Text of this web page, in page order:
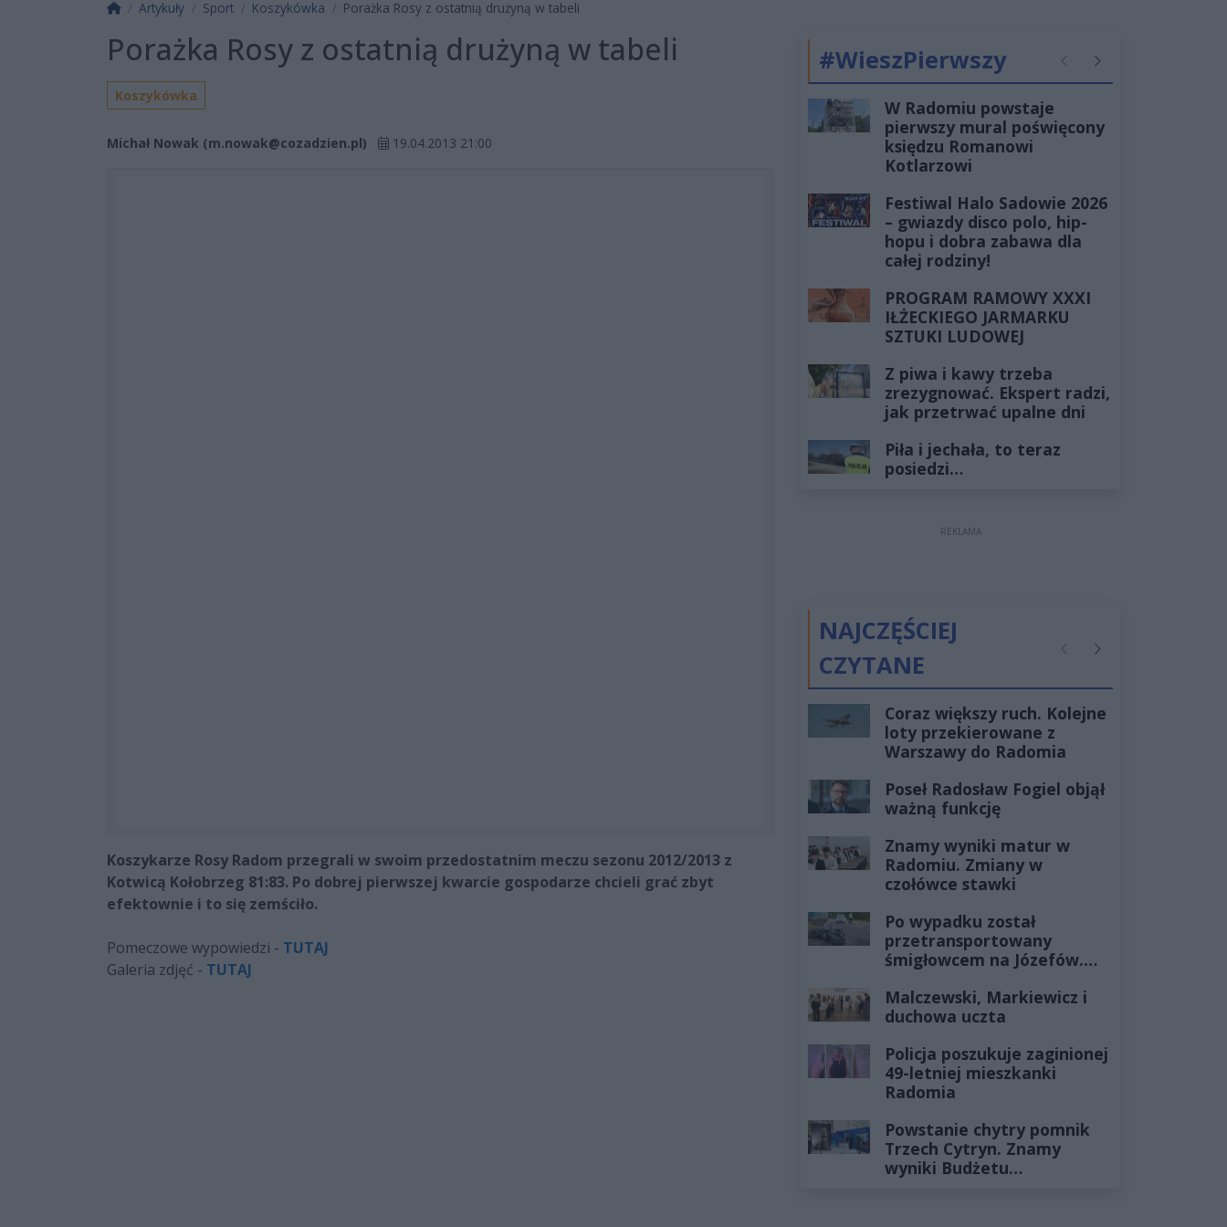
Strona główna
Artykuły Sport Koszykówka Porażka Rosy z ostatnią drużyną w tabeli
Porażka Rosy z ostatnią drużyną w tabeli
Koszykówka
Michał Nowak (m.nowak@cozadzien.pl) 19.04.2013 21:00
Koszykarze Rosy Radom przegrali w swoim przedostatnim meczu sezonu 2012/2013 z
Kotwicą Kołobrzeg 81:83. Po dobrej pierwszej kwarcie gospodarze chcieli grać zbyt
efektownie i to się zemściło.
Pomeczowe wypowiedzi - TUTAJ
Galeria zdjęć - TUTAJ
#WieszPierwszy PoprzednieNastępne
W Radomiu powstaje
pierwszy mural poświęcony
księdzu Romanowi
Kotlarzowi
Festiwal Halo Sadowie 2026
– gwiazdy disco polo, hip-
hopu i dobra zabawa dla
całej rodziny!
PROGRAM RAMOWY XXXI
IŁŻECKIEGO JARMARKU
SZTUKI LUDOWEJ
Z piwa i kawy trzeba
zrezygnować. Ekspert radzi,
jak przetrwać upalne dni
Piła i jechała, to teraz
posiedzi…
REKLAMA
NAJCZĘŚCIEJ
CZYTANE
PoprzednieNastępne
Coraz większy ruch. Kolejne
loty przekierowane z
Warszawy do Radomia
Poseł Radosław Fogiel objął
ważną funkcję
Znamy wyniki matur w
Radomiu. Zmiany w
czołówce stawki
Po wypadku został
przetransportowany
śmigłowcem na Józefów.
żyłach
Malczewski, Markiewicz i
duchowa uczta
Policja poszukuje zaginionej
49-letniej mieszkanki
Radomia
Powstanie chytry pomnik
Trzech Cytryn. Znamy
wyniki Budżetu